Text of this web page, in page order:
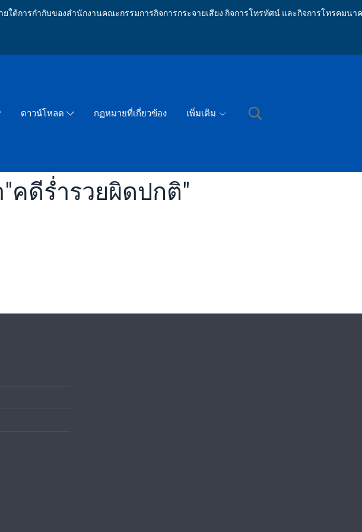
ต้การกำกับของสำนักงานคณะกรรมการกิจการกระจายเสียง กิจการโทรทัศน์ และกิจการโทรคมนา
ดาวน์โหลด กฏหมายที่เกี่ยวข้อง เพิ่มเติม
คดีร่ำรวยผิดปกติ"